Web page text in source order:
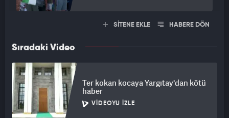
SİTENE EKLE HABERE DÖN
Sıradaki Video
Ter kokan kocaya Yargıtay'dan kötü
haber
VIDEOYU İZLE